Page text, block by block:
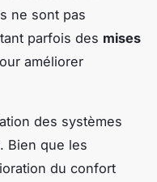
ne sont pas
parfois des mises
améliorer
des systèmes
Bien que les
du confort